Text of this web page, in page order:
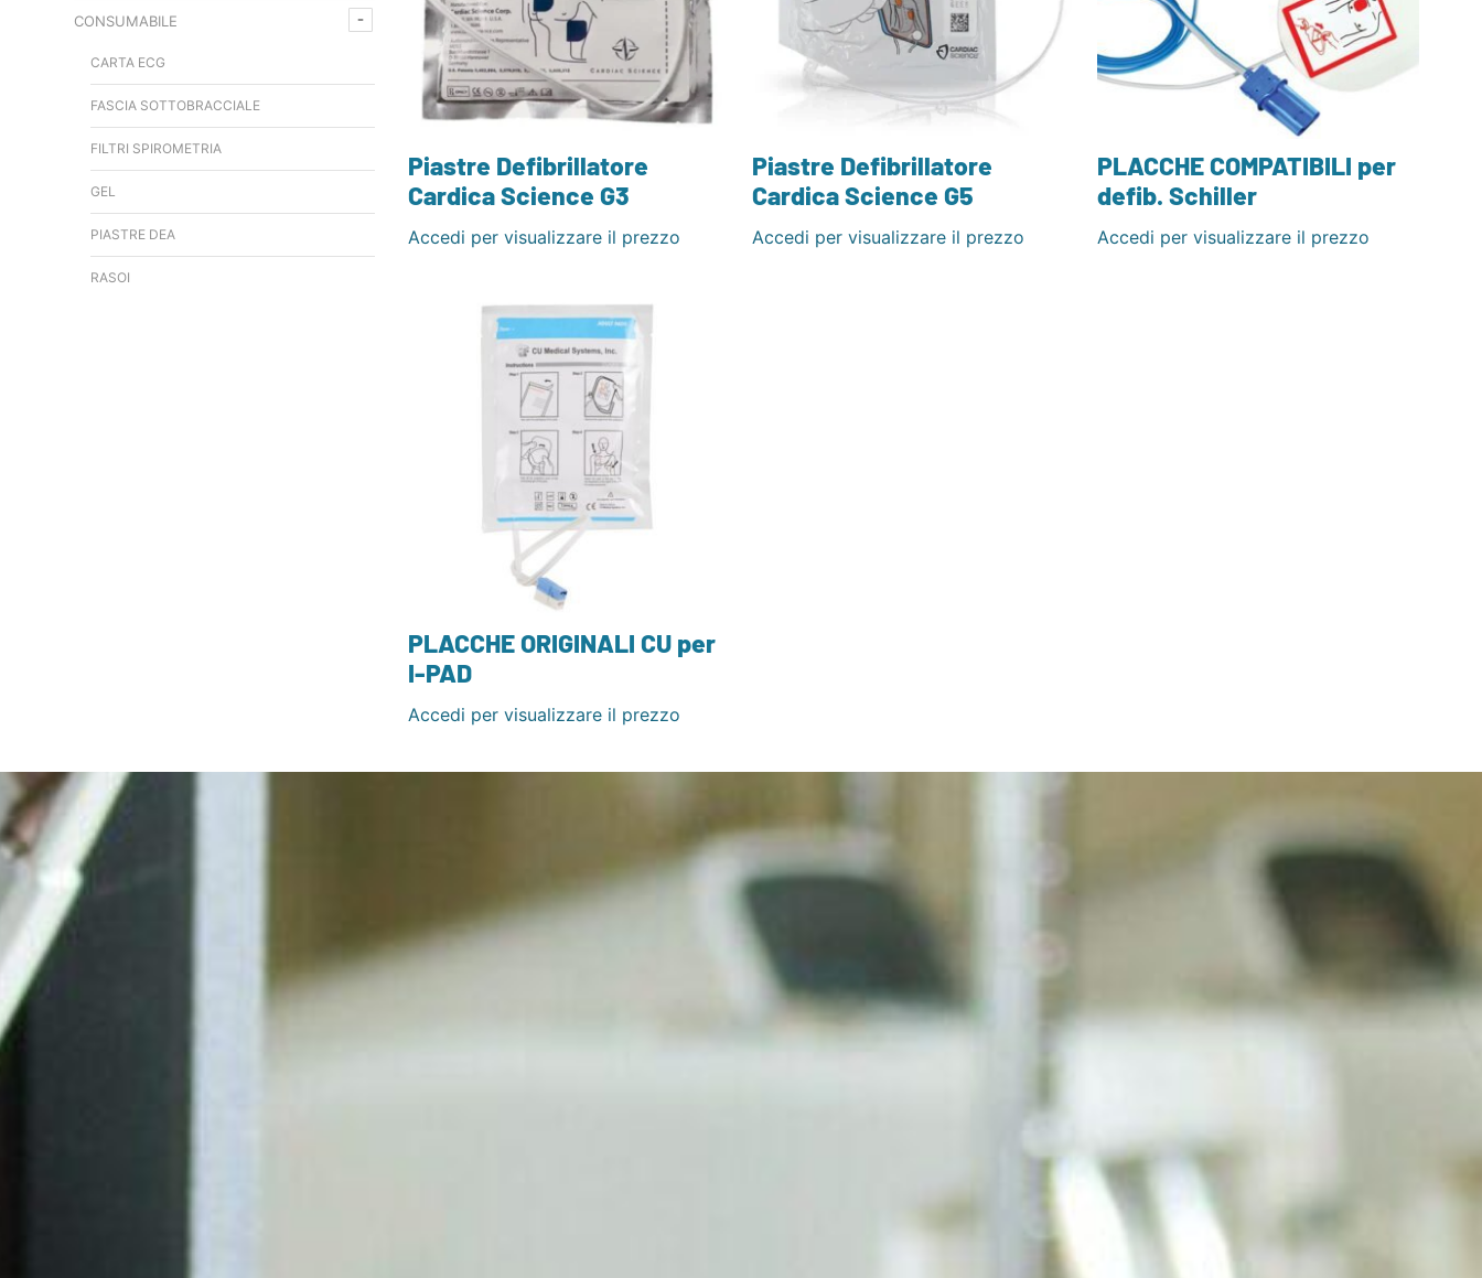
CONSUMABILE
CARTA ECG
FASCIA SOTTOBRACCIALE
FILTRI SPIROMETRIA
GEL
PIASTRE DEA
RASOI
Piastre Defibrillatore
Cardica Science G3
Accedi per visualizzare il prezzo
Piastre Defibrillatore
Cardica Science G5
Accedi per visualizzare il prezzo
PLACCHE COMPATIBILI per
defib. Schiller
Accedi per visualizzare il prezzo
PLACCHE ORIGINALI CU per
I-PAD
Accedi per visualizzare il prezzo